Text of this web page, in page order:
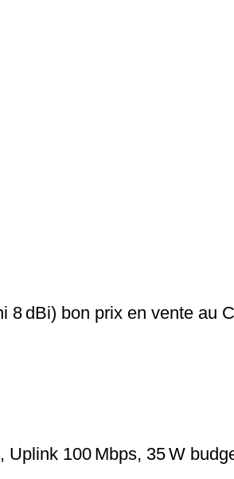
8 dBi) bon prix en vente au
100 Mbps, 35 W